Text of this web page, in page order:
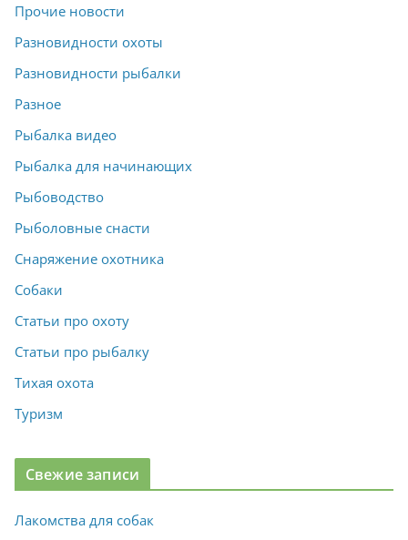
Прочие новости
Разновидности охоты
Разновидности рыбалки
Разное
Рыбалка видео
Рыбалка для начинающих
Рыбоводство
Рыболовные снасти
Снаряжение охотника
Собаки
Статьи про охоту
Статьи про рыбалку
Тихая охота
Туризм
Свежие записи
Лакомства для собак